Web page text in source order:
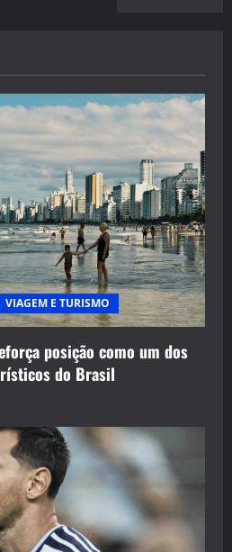
VIAGEM E TURISMO
posição como um dos
do Brasil